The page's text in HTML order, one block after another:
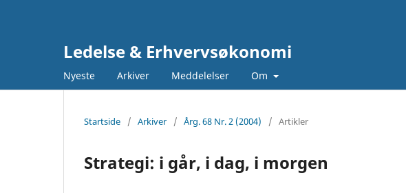
Ledelse & Erhvervsøkonomi
Nyeste Arkiver Meddelelser Om
Startside / Arkiver / Årg. 68 Nr. 2 (2004) / Artikler
Strategi: i går, i dag, i morgen